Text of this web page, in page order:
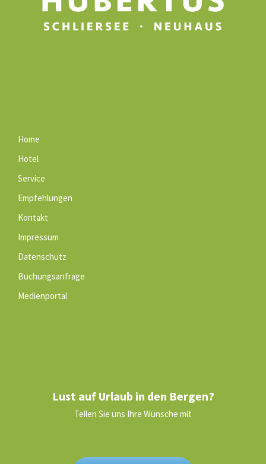
Home
Hotel
Service
Empfehlungen
Kontakt
Impressum
Datenschutz
Buchungsanfrage
Medienportal
Lust auf Urlaub in den Bergen?
Teilen Sie uns Ihre Wünsche mit